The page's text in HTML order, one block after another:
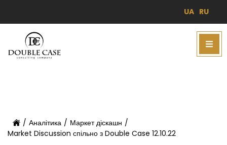
UA RU
/ Аналітика / Маркет діскашн /
Market Discussion спільно з Double Case 12.10.22